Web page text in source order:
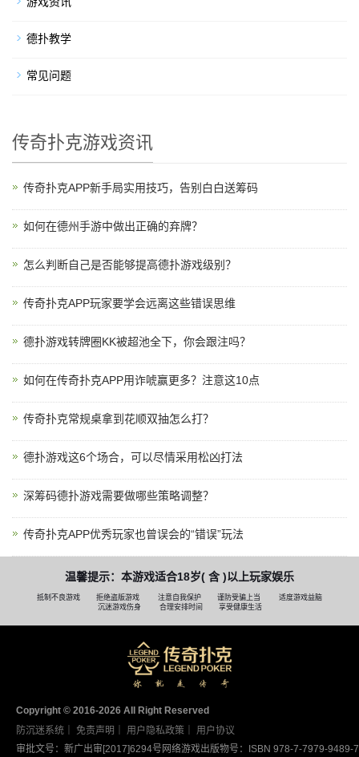
德扑教学
常见问题
传奇扑克游戏资讯
传奇扑克APP新手局实用技巧，告别白白送筹码
如何在德州手游中做出正确的弃牌？
怎么判断自己是否能够提高德扑游戏级别？
传奇扑克APP玩家要学会远离这些错误思维
德扑游戏转牌圈KK被超池全下，你会跟注吗？
如何在传奇扑克APP用诈唬赢更多？注意这10点
传奇扑克常规桌拿到花顺双抽怎么打？
德扑游戏这6个场合，可以尽情采用松凶打法
深筹码德扑游戏需要做哪些策略调整？
传奇扑克APP优秀玩家也曾误会的“错误”玩法
温馨提示：本游戏适合18岁( 含 )以上玩家娱乐
抵制不良游戏 拒绝盗版游戏 注意自我保护 谨防受骗上当
适度游戏益脑
沉迷游戏伤身
合理安排时间 享受健康生活
Copyright © 2016-2026 AII Right Reserved
防沉迷系统
免责声明 用户隐私政策
用户协议
审批文号：新广出审[2017]6294号 网络游戏出版物号：ISBN 978-7-7979-9489-7